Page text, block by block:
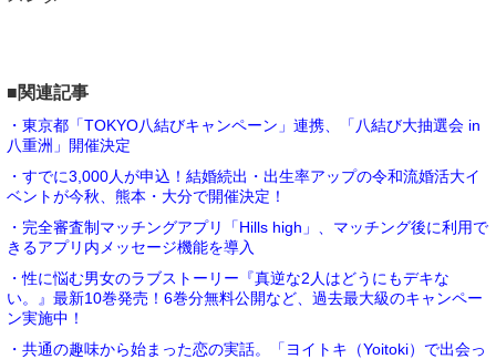
■関連記事
・東京都「TOKYO八結びキャンペーン」連携、「八結び大抽選会 in
八重洲」開催決定
・すでに3,000人が申込！結婚続出・出生率アップの令和流婚活大イ
ベントが今秋、熊本・大分で開催決定！
・完全審査制マッチングアプリ「Hills high」、マッチング後に利用で
きるアプリ内メッセージ機能を導入
・性に悩む男女のラブストーリー『真逆な2人はどうにもデキな
い。』最新10巻発売！6巻分無料公開など、過去最大級のキャンペー
ン実施中！
・共通の趣味から始まった恋の実話。「ヨイトキ（Yoitoki）で出会っ